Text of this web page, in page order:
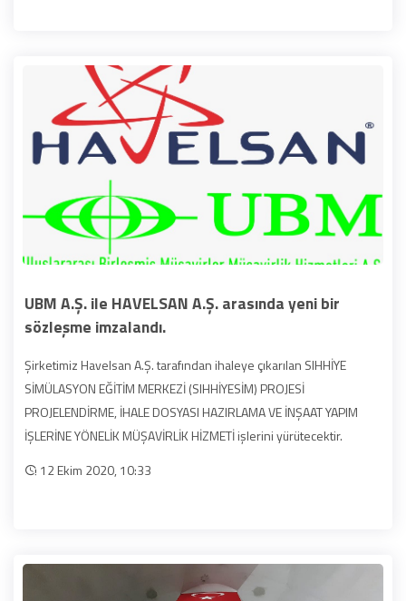
UBM A.Ş. ile HAVELSAN A.Ş. arasında yeni bir
sözleşme imzalandı.
Şirketimiz Havelsan A.Ş. tarafından ihaleye çıkarılan SIHHİYE
SİMÜLASYON EĞİTİM MERKEZİ (SIHHİYESİM) PROJESİ
PROJELENDİRME, İHALE DOSYASI HAZIRLAMA VE İNŞAAT YAPIM
İŞLERİNE YÖNELİK MÜŞAVİRLİK HİZMETİ işlerini yürütecektir.
12 Ekim 2020, 10:33